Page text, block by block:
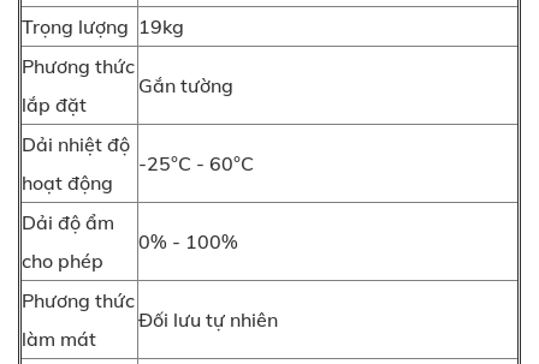
Trọng lượng 19kg
Phương thức
lắp đặt
Gắn tường
Dải nhiệt độ
hoạt động
-25°C - 60°C
Dải độ ẩm
cho phép
0% - 100%
Phương thức
làm mát
Đối lưu tự nhiên